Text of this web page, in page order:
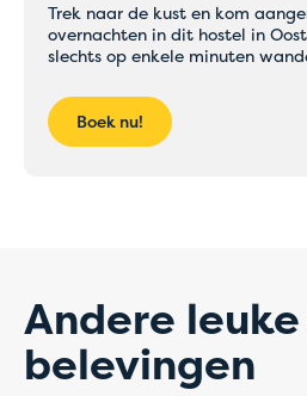
Trek naar de kust en kom
overnachten in dit hostel in
slechts op enkele minuten
Boek nu!
Andere
belevingen
Tijdelijke
online
wordt afgerond.
Bedankt voor je begrip en
eventuele ongemak.